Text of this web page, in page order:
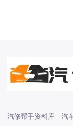
宾利
本田
本田-广州本
汽修帮手资料库，汽